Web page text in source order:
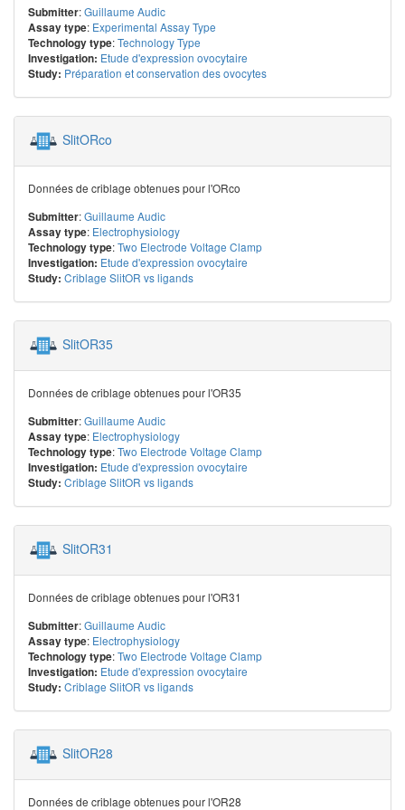
Submitter:Guillaume Audic
Assay type: Experimental Assay Type
Technology type:Technology Type
Investigation: Etude d'expression ovocytaire
Study: Préparation et conservation des ovocytes
SlitORco
Données de criblage obtenues pour l'ORco
Submitter:Guillaume Audic
Assay type: Electrophysiology
Technology type:Two Electrode Voltage Clamp
Investigation: Etude d'expression ovocytaire
Study: Criblage SlitOR vs ligands
SlitOR35
Données de criblage obtenues pour l'OR35
Submitter:Guillaume Audic
Assay type: Electrophysiology
Technology type:Two Electrode Voltage Clamp
Investigation: Etude d'expression ovocytaire
Study: Criblage SlitOR vs ligands
SlitOR31
Données de criblage obtenues pour l'OR31
Submitter:Guillaume Audic
Assay type: Electrophysiology
Technology type:Two Electrode Voltage Clamp
Investigation: Etude d'expression ovocytaire
Study: Criblage SlitOR vs ligands
SlitOR28
Données de criblage obtenues pour l'OR28